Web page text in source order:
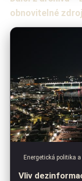
obnovitelné
Energetická politika
Vliv